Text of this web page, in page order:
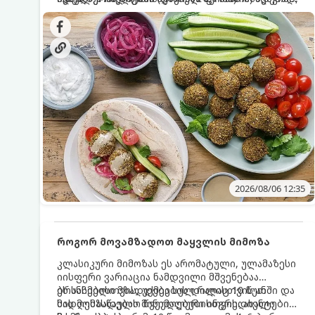
სალათებთან ერთად ან ტახინის (სესამის)
სოუსთან მირთმევისთვის.
იდეალურად შეინარჩუნოს და არ დაიშალოს.
დრო: 10–15 წუთი ულუფა: 20–24 ცალი ბურთულა
(4–6 პორცია)
2026/08/06 12:35
როგორ მოვამზადოთ მაყვლის მიმოზა
კლასიკური მიმოზას ეს არომატული, ულამაზესი
იისფერი ვარიაცია ნამდვილი მშვენებაა
ბრანჩებისთვის, უქმეების დილისთვის ან
სადღესასწაულო წვეულებებისთვის. ახალი
ეს სასმელი მზადდება სულ რაღაც 10 წუთში და
მის მომზადებას მინიმალური ინგრედიენტები